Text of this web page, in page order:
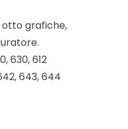
otto grafiche,
630, 612
643, 644